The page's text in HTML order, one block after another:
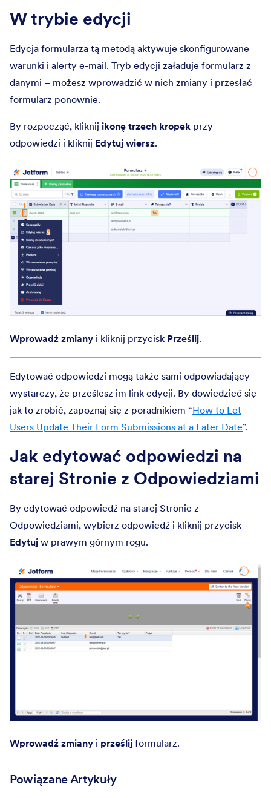
W trybie edycji
Edycja formularza tą metodą aktywuje skonfigurowane
warunki i alerty e-mail. Tryb edycji załaduje formularz z
danymi – możesz wprowadzić w nich zmiany i przesłać
formularz ponownie.
By rozpocząć, kliknij ikonę trzech kropek przy
odpowiedzi i kliknij Edytuj wiersz.
Wprowadź zmiany i kliknij przycisk Prześlij.
Edytować odpowiedzi mogą także sami odpowiadający –
wystarczy, że prześlesz im link edycji. By dowiedzieć się
jak to zrobić, zapoznaj się z poradnikiem “How to Let
Users Update Their Form Submissions at a Later Date”.
Jak edytować odpowiedzi na
starej Stronie z Odpowiedziami
By edytować odpowiedź na starej Stronie z
Odpowiedziami, wybierz odpowiedź i kliknij przycisk
Edytuj w prawym górnym rogu.
Wprowadź zmiany i prześlij formularz.
Powiązane Artykuły